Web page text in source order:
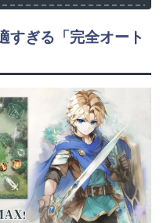
すぎる「完全オート